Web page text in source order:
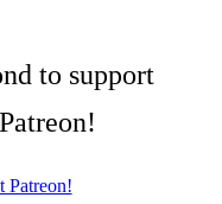
to support